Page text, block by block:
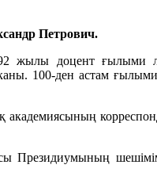
Петрович.
жылы доцент ғылыми
100-ден астам